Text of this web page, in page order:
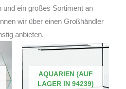
und ein großes Sortiment an
wir über einen Großhändler
anbieten.
AQUARIEN (AUF
LAGER IN 94239)